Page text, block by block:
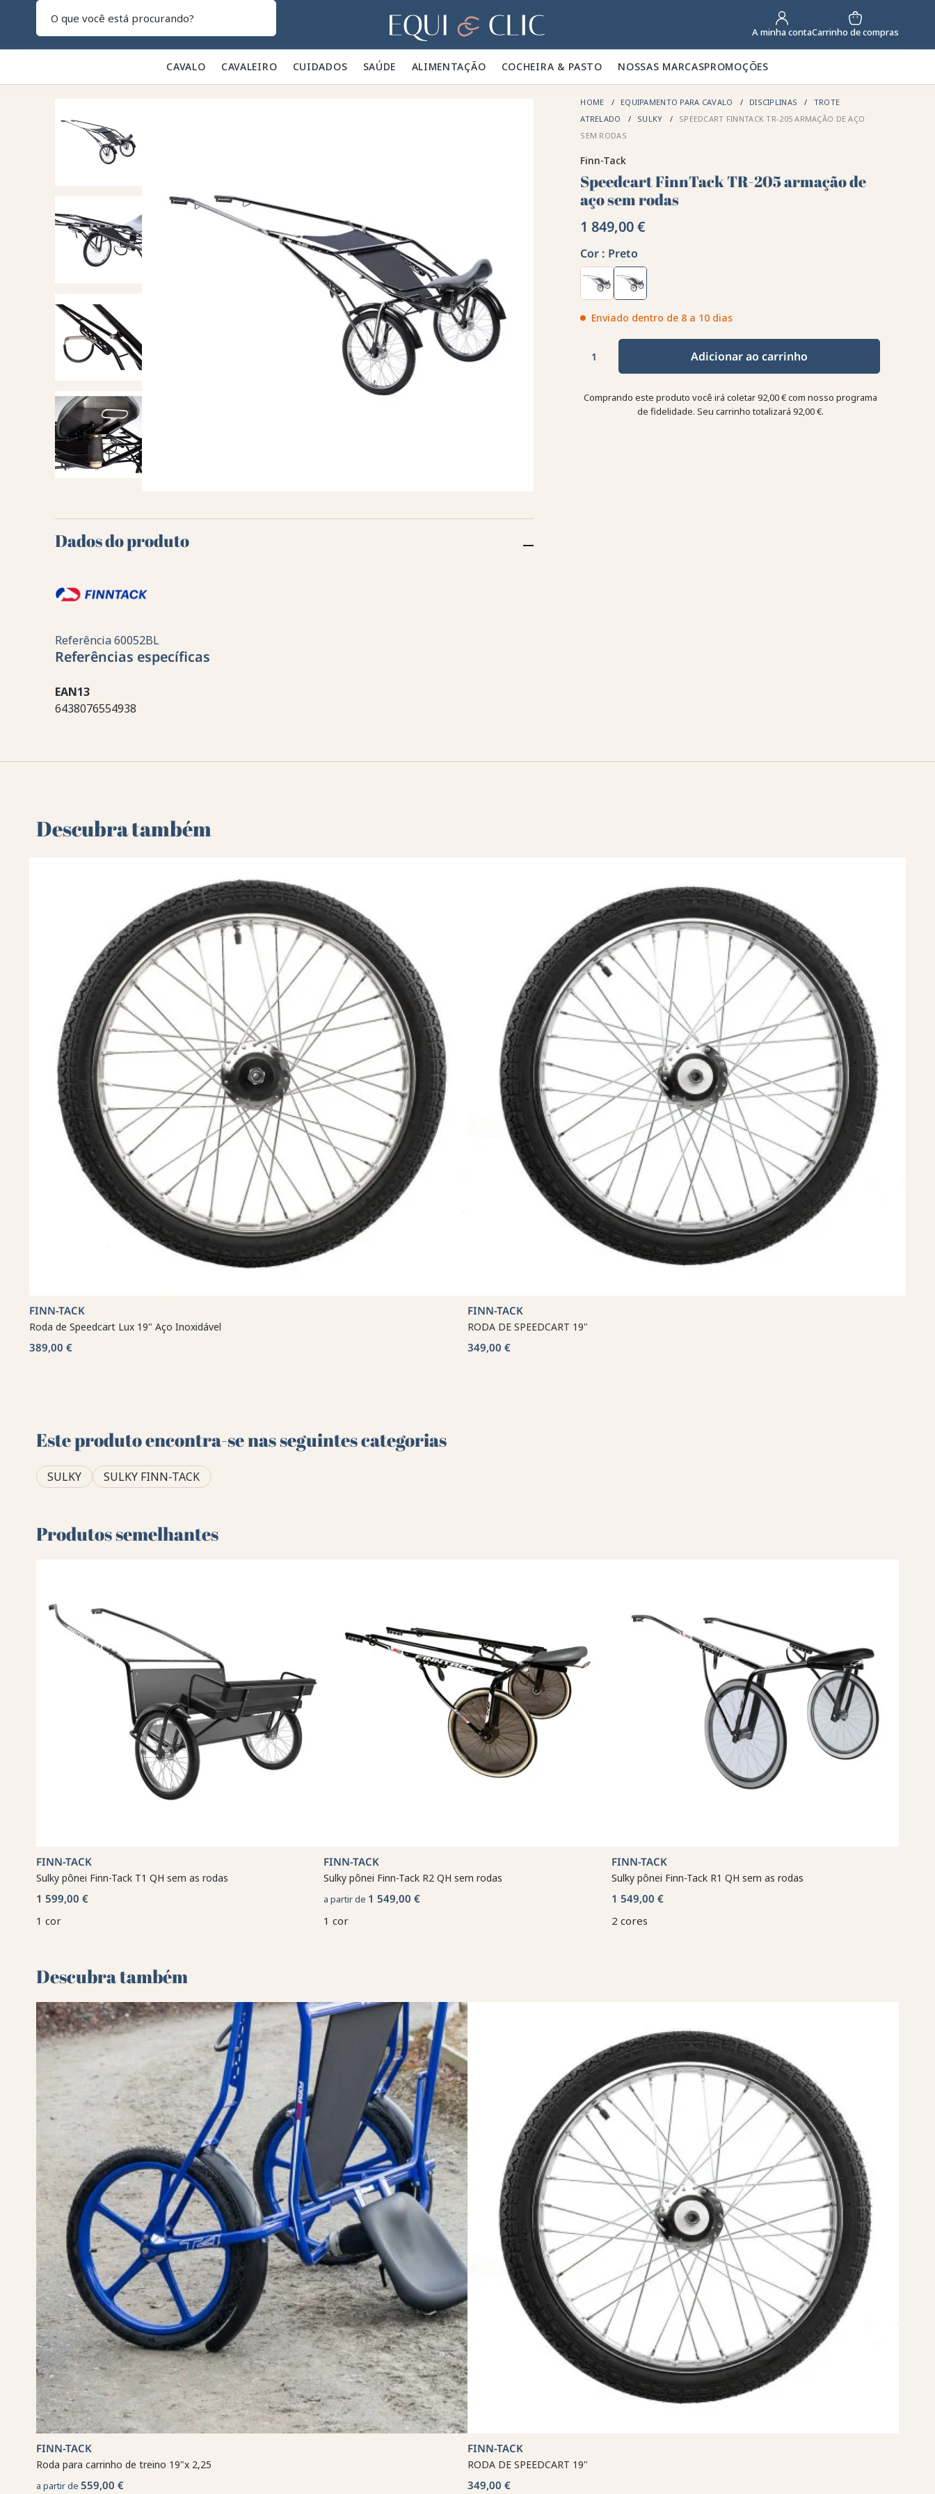
Lar A minha contaCarrinho de compras
CAVALO 🐎 CAVALEIRO 👕 CUIDADOS 🪮 SAÚDE ✨ ALIMENTAÇÃO 🥕 COCHEIRA & PASTO 🍃 NOSSAS MARCASPROMOÇÕES
HOME EQUIPAMENTO PARA CAVALO DISCIPLINAS
TROTE
ATRELADO
SULKY
SPEEDCART FINNTACK TR-205 ARMAÇÃO DE AÇO
SEM RODAS
Finn-Tack
Speedcart FinnTack TR-205 armação de
aço sem rodas
1 849,00 €
Cor : Preto
Enviado dentro de 8 a 10 dias
Adicionar ao carrinho
Comprando este produto você irá coletar92,00 €com nosso programa
de fidelidade. Seu carrinho totalizará 92,00 €.
Dados do produto
Referência60052BL
Referências específicas
EAN13
6438076554938
Descubra também
FINN-TACK
Roda de Speedcart Lux 19" Aço Inoxidável
389,00 €
FINN-TACK
RODA DE SPEEDCART 19"
349,00 €
Este produto encontra-se nas seguintes categorias
SULKY SULKY FINN-TACK
Produtos semelhantes
FINN-TACK
Sulky pônei Finn-Tack T1 QH sem as rodas
1 599,00 €
1 cor
FINN-TACK
Sulky pônei Finn-Tack R2 QH sem rodas
a partir de 1 549,00 €
1 cor
FINN-TACK
Sulky pônei Finn-Tack R1 QH sem as rodas
1 549,00 €
2 cores
Descubra também 🌻
FINN-TACK
Roda para carrinho de treino 19"x 2,25
a partir de559,00 €
FINN-TACK
RODA DE SPEEDCART 19"
349,00 €